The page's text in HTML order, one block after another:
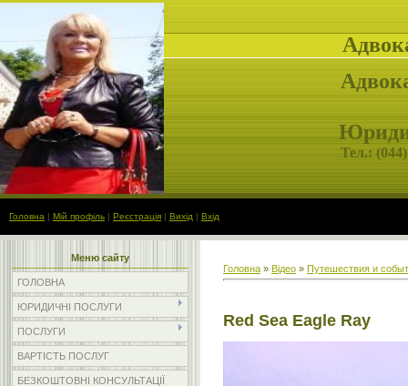
Тел.: (
Головна | Мій профіль | Реєстрація | Вихід | Вхід
Меню сайту
ГОЛОВНА
ЮРИДИЧНІ ПОСЛУГИ
ПОСЛУГИ
ВАРТІСТЬ ПОСЛУГ
БЕЗКОШТОВНІ КОНСУЛЬТАЦІЇ
Головна » Відео » Путешествия и
Red Sea Eagle Ray